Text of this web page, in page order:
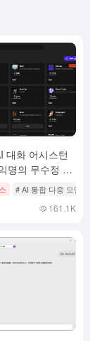
레젠테이션/PPT
대화 어시스턴
명의 무수정 AI
구# AI 통합 다중 모델
161.1K